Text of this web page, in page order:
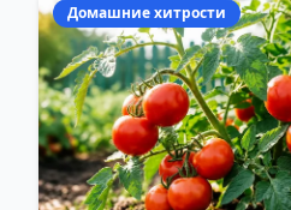
Домашние хитрости